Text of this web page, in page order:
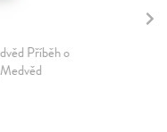
Příběh o